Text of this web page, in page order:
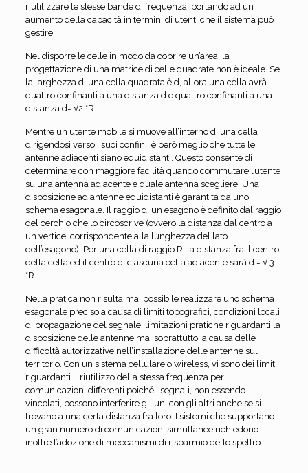
riutilizzare le stesse bande di frequenza, portando ad un
aumento della capacità in termini di utenti che il sistema può
gestire.
Nel disporre le celle in modo da coprire un’area, la
progettazione di una matrice di celle quadrate non è ideale. Se
la larghezza di una cella quadrata è d, allora una cella avrà
quattro confinanti a una distanza d e quattro confinanti a una
distanza d= √2 *R.
Mentre un utente mobile si muove all’interno di una cella
dirigendosi verso i suoi confini, è però meglio che tutte le
antenne adiacenti siano equidistanti. Questo consente di
determinare con maggiore facilità quando commutare l’utente
su una antenna adiacente e quale antenna scegliere. Una
disposizione ad antenne equidistanti è garantita da uno
schema esagonale. Il raggio di un esagono è definito dal raggio
del cerchio che lo circoscrive (ovvero la distanza dal centro a
un vertice, corrispondente alla lunghezza del lato
dell’esagono). Per una cella di raggio R, la distanza fra il centro
della cella ed il centro di ciascuna cella adiacente sarà d = √ 3
*R.
Nella pratica non risulta mai possibile realizzare uno schema
esagonale preciso a causa di limiti topografici, condizioni locali
di propagazione del segnale, limitazioni pratiche riguardanti la
disposizione delle antenne ma, soprattutto, a causa delle
difficoltà autorizzative nell’installazione delle antenne sul
territorio. Con un sistema cellulare o wireless, vi sono dei limiti
riguardanti il riutilizzo della stessa frequenza per
comunicazioni differenti poiché i segnali, non essendo
vincolati, possono interferire gli uni con gli altri anche se si
trovano a una certa distanza fra loro. I sistemi che supportano
un gran numero di comunicazioni simultanee richiedono
inoltre l’adozione di meccanismi di risparmio dello spettro.